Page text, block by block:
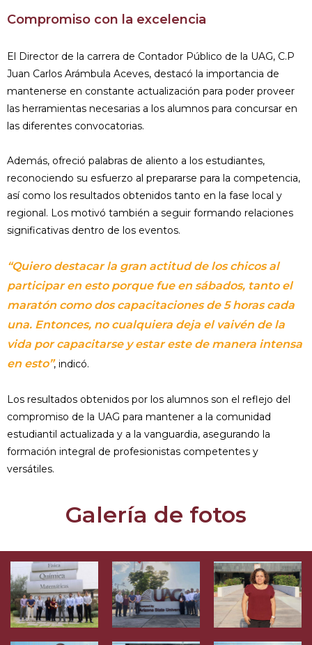
Compromiso con la excelencia
El Director de la carrera de Contador Público de la UAG, C.P
Juan Carlos Arámbula Aceves, destacó la importancia de
mantenerse en constante actualización para poder proveer
las herramientas necesarias a los alumnos para concursar en
las diferentes convocatorias.
Además, ofreció palabras de aliento a los estudiantes,
reconociendo su esfuerzo al prepararse para la competencia,
así como los resultados obtenidos tanto en la fase local y
regional. Los motivó también a seguir formando relaciones
significativas dentro de los eventos.
“Quiero destacar la gran actitud de los chicos al
participar en esto porque fue en sábados, tanto el
maratón como dos capacitaciones de 5 horas cada
una. Entonces, no cualquiera deja el vaivén de la
vida por capacitarse y estar este de manera intensa
en esto”, indicó.
Los resultados obtenidos por los alumnos son el reflejo del
compromiso de la UAG para mantener a la comunidad
estudiantil actualizada y a la vanguardia, asegurando la
formación integral de profesionistas competentes y
versátiles.
Galería de fotos